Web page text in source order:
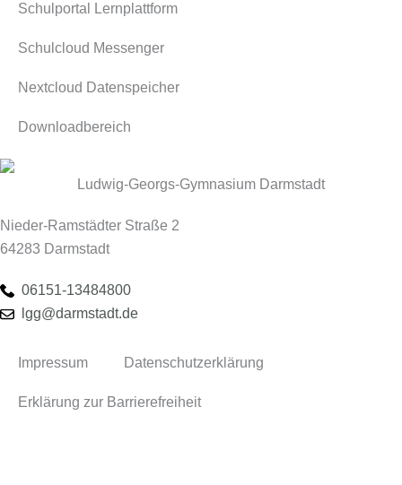
Ludwig-Georgs-Gymnasium Darmstadt
Nieder-Ramstädter Straße 2
64283 Darmstadt
06151-13484800
lgg@darmstadt.de
Impressum Datenschutzerklärung
Erklärung zur Barrierefreiheit
Schulportal Lernplattform
Schulcloud Messenger
Nextcloud Datenspeicher
Downloadbereich